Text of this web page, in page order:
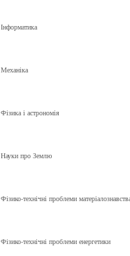
Інформатика
Механіка
Фізика і астрономія
Науки про Землю
Фізико-технічні проблеми
Фізико-технічні проблеми енергетики